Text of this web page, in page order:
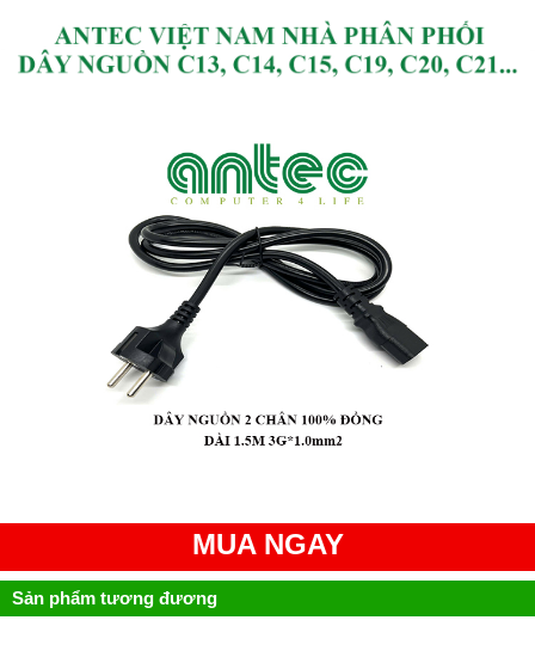
MUA NGAY
Sản phẩm tương đương